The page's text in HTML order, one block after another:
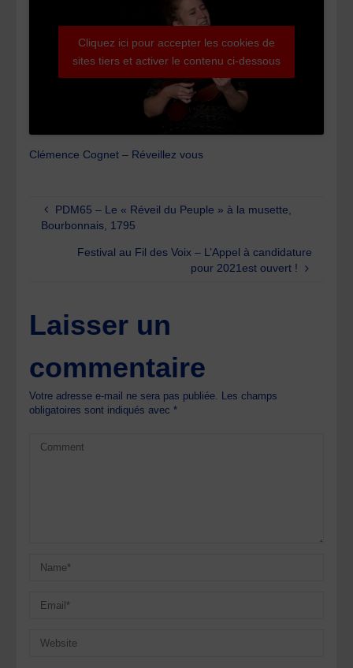
Cliquez ici pour accepter les cookies de
sites tiers et activer le contenu ci-dessous
Clémence Cognet – Réveillez vous
PDM65 – Le « Réveil du Peuple » à la musette,
Bourbonnais, 1795
Festival au Fil des Voix – L’Appel à candidature
pour 2021est ouvert !
Laisser un
commentaire
Votre adresse e-mail ne sera pas publiée. Les champs
obligatoires sont indiqués avec*